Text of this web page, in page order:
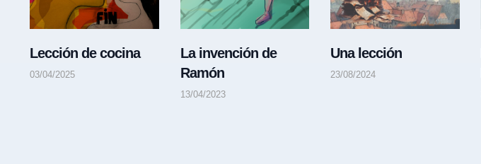
Lección de cocina
03/04/2025
La invención de
Ramón
13/04/2023
Una lección
23/08/2024